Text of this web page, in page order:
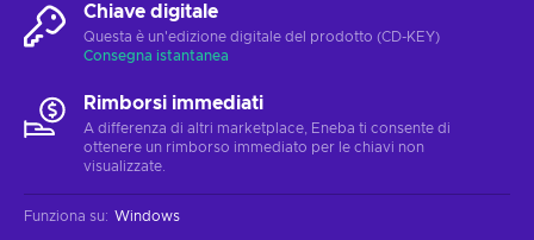
Chiave digitale
Questa è un'edizione digitale del prodotto (CD-KEY)
Consegna istantanea
Rimborsi immediati
A differenza di altri marketplace, Eneba ti consente di
ottenere un rimborso immediato per le chiavi non
visualizzate.
Funziona su: Windows